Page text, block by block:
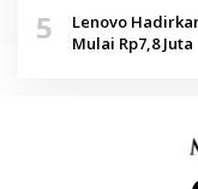
5
Lenovo
Mulai Rp7,8 Juta